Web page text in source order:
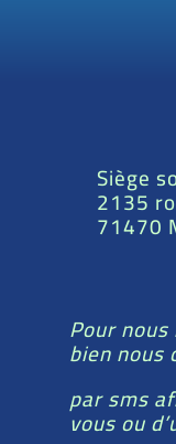
Siège
2135
71470
Pour
bien nous
par sms
vous ou